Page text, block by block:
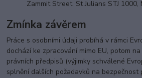
Zammit Street, St Julians STJ 1000,
Zmínka závěrem
Práce s osobními údaji probíhá v rámci
dochází ke zpracování mimo EU, potom
právních předpisů (výjimky schválené
splnění dalších požadavků na bezpečnost